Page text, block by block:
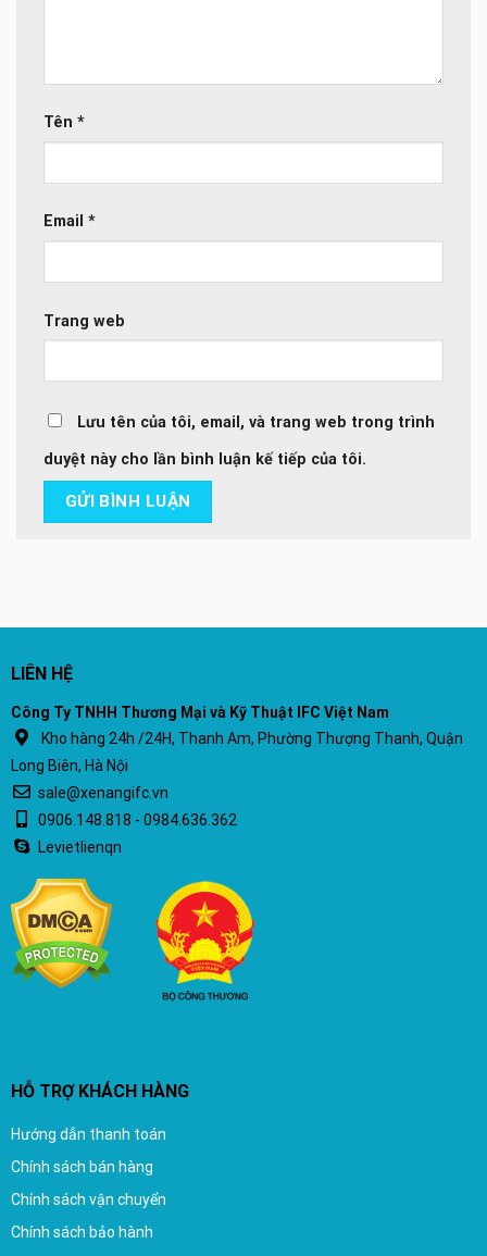
Tên *
Email *
Trang web
Lưu tên của tôi, email, và trang web trong trình
duyệt này cho lần bình luận kế tiếp của tôi.
LIÊN HỆ
Công Ty TNHH Thương Mại và Kỹ Thuật IFC Việt Nam
Kho hàng 24h /24H, Thanh Am, Phường Thượng Thanh, Quận
Long Biên, Hà Nội
sale@xenangifc.vn
0906.148.818 - 0984.636.362
Levietlienqn
HỖ TRỢ KHÁCH HÀNG
Hướng dẫn thanh toán
Chính sách bán hàng
Chính sách vận chuyển
Chính sách bảo hành